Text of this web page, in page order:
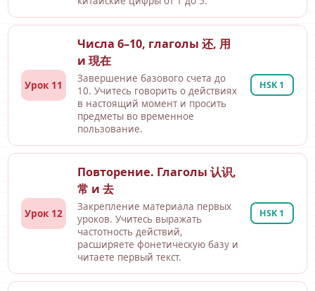
Урок 11
Числа 6–10, глаголы 还, 用
и 現在
Завершение базового счета до
10. Учитесь говорить о действиях
в настоящий момент и просить
предметы во временное
пользование.
HSK 1
Урок 12
Повторение. Глаголы 认识,
常 и 去
Закрепление материала первых
уроков. Учитесь выражать
частотность действий,
расширяете фонетическую базу и
читаете первый текст.
HSK 1